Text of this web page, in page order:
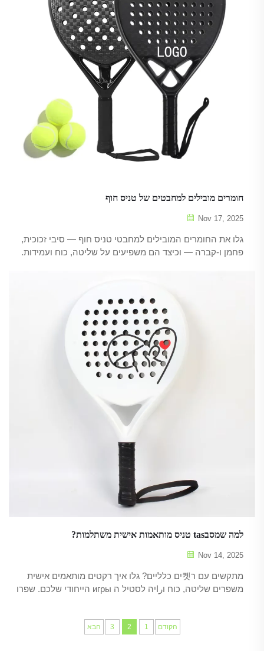
חומרים מובילים למחבטים של טניס חוף
Nov 17, 2025
גלו את החומרים המובילים למחבטי טניס חוף — סיבי זכוכית,
פחמן ו-קברה — וכיצד הם משפיעים על שליטה, כוח ועמידות.
למה שמסבtas טניס מותאמות אישית משתלמות?
Nov 14, 2025
מתקשים עם ר켓ים כלליים? גלו איך רקטים מותאמים אישית
משפרים שליטה, כוח וراיה לסטיל ה игры הייחודי שלכם. שפרו
הקודם 1
2
3 הבא